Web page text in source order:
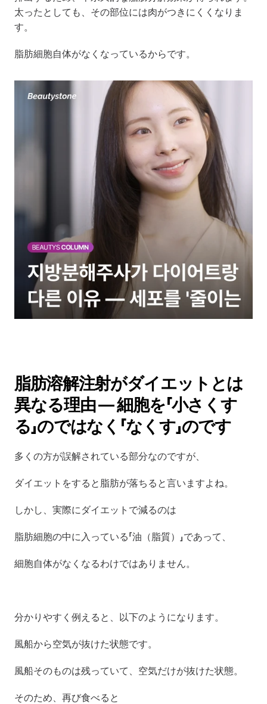
太ったとしても、その部位には肉がつきにくくなりま
す。
脂肪細胞自体がなくなっているからです。
脂肪溶解注射がダイエットとは
異なる理由 — 細胞を「小さくす
る」のではなく「なくす」のです
多くの方が誤解されている部分なのですが、
ダイエットをすると脂肪が落ちると言いますよね。
しかし、実際にダイエットで減るのは
脂肪細胞の中に入っている「油（脂質）」であって、
細胞自体がなくなるわけではありません。
分かりやすく例えると、以下のようになります。
風船から空気が抜けた状態です。
風船そのものは残っていて、空気だけが抜けた状態。
そのため、再び食べると